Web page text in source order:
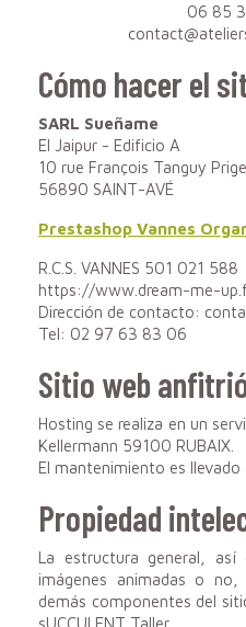
06 85
Cómo hacer el
SARL Sueñame
El Jaipur - Edificio A
10 rue François Tanguy
56890 SAINT-AVÉ
Prestashop Vannes
R.C.S. VANNES 501 021 588
https://www.dream-me-
Dirección de contacto:
Tel: 02 97 63 83 06
Sitio web
Hosting se realiza en un
Kellermann 59100 RUBAIX.
El mantenimiento es llevado
Propiedad
La estructura general,
imágenes animadas o
demás componentes del
sUCCULENT Taller.